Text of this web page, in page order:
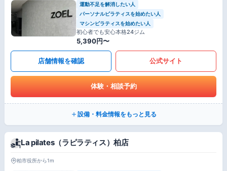
運動不足を解消したい人
パーソナルピラティスを始めたい人
マシンピラティスを始めたい人
初心者でも安心本格24ジム
5,390円〜
店舗情報を確認 公式サイト
体験・相談予約
設備・料金情報をもっと見る
La pilates（ラピラティス）柏店
柏市役所から1m